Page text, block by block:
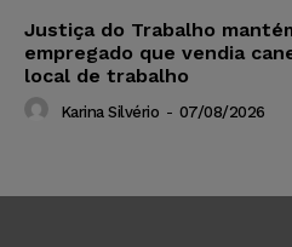
Justiça do Trabalho
empregado que vendia
local de trabalho
Karina Silvério - 07/08/2026